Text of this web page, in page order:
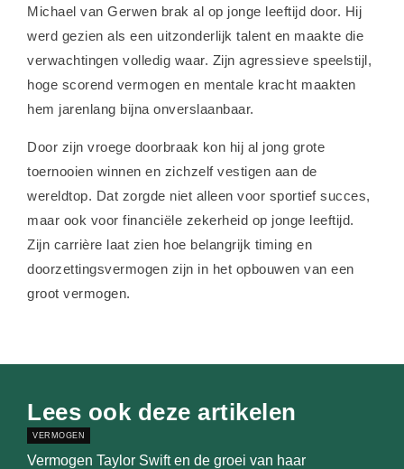
Michael van Gerwen brak al op jonge leeftijd door. Hij
werd gezien als een uitzonderlijk talent en maakte die
verwachtingen volledig waar. Zijn agressieve speelstijl,
hoge scorend vermogen en mentale kracht maakten
hem jarenlang bijna onverslaanbaar.
Door zijn vroege doorbraak kon hij al jong grote
toernooien winnen en zichzelf vestigen aan de
wereldtop. Dat zorgde niet alleen voor sportief succes,
maar ook voor financiële zekerheid op jonge leeftijd.
Zijn carrière laat zien hoe belangrijk timing en
doorzettingsvermogen zijn in het opbouwen van een
groot vermogen.
Lees ook deze artikelen
VERMOGEN
Vermogen Taylor Swift en de groei van haar